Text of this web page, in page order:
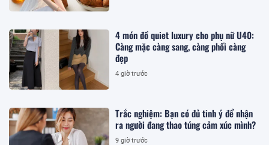
4 món đồ quiet luxury cho phụ nữ U40:
Càng mặc càng sang, càng phối càng
đẹp
4 giờ trước
Trắc nghiệm: Bạn có đủ tinh ý để nhận
ra người đang thao túng cảm xúc mình?
9 giờ trước